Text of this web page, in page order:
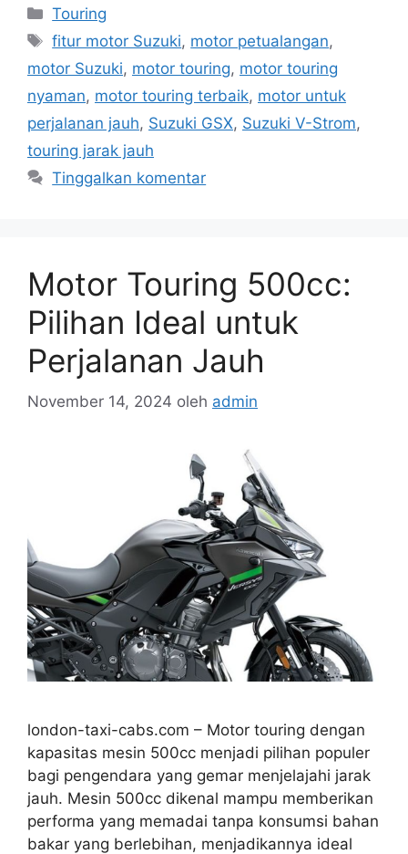
Kategori
Touring
Tag
fitur motor Suzuki, motor petualangan,
motor Suzuki, motor touring, motor touring
nyaman, motor touring terbaik, motor untuk
perjalanan jauh, Suzuki GSX, Suzuki V-Strom,
touring jarak jauh
Tinggalkan komentar
Motor Touring 500cc:
Pilihan Ideal untuk
Perjalanan Jauh
November 14, 2024 oleh admin
london-taxi-cabs.com – Motor touring dengan
kapasitas mesin 500cc menjadi pilihan populer
bagi pengendara yang gemar menjelajahi jarak
jauh. Mesin 500cc dikenal mampu memberikan
performa yang memadai tanpa konsumsi bahan
bakar yang berlebihan, menjadikannya ideal